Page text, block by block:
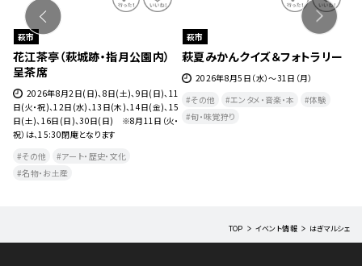
萩市
花江茶亭（萩城跡・指月公園内）
呈茶席
2026年8月2日(日)、8日(土)、9日(日)、11
日(火・祝)、12日(水)、13日(木)、14日(金)、15
日(土)、16日(日)、30日(日) ※8月11日（火・
祝）は、15:30閉庵となります
その他
アート・歴史・文化
名物・お土産
萩市
萩夏みかんクイズ＆フォトラリー
2026年8月5日（水）～31日（月）
その他
エンタメ・音楽・本
体験
旬・味覚狩り
TOP イベント情報 はぎマルシェ